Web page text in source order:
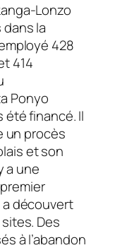
Lonzo
la
428
414
Ponyo
été financé. Il
un procès
et son
a une
a découvert
Des
à l’abandon